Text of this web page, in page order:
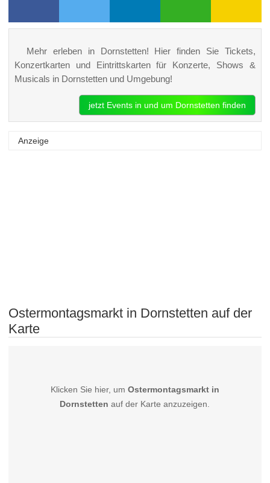
Mehr erleben in Dornstetten! Hier finden Sie Tickets,
Konzertkarten und Eintrittskarten für Konzerte, Shows &
Musicals in Dornstetten und Umgebung!
jetzt Events in und um Dornstetten finden
Anzeige
Ostermontagsmarkt in Dornstetten auf der
Karte
Klicken Sie hier, um Ostermontagsmarkt in
Dornstetten auf der Karte anzuzeigen.